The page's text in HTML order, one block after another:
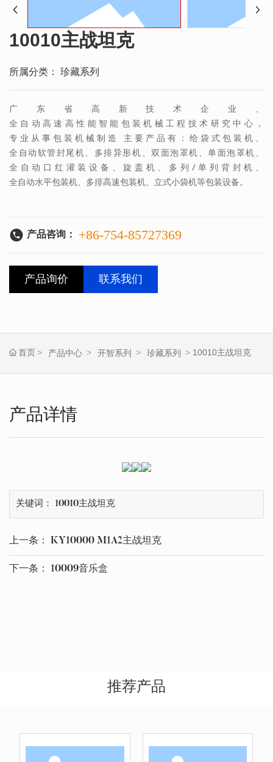
10010主战坦克
所属分类： 珍藏系列
广东省高新技术企业、
全自动高速高性能智能包装机械工程技术研究中心，
专业从事包装机械制造 主要产品有：给袋式包装机、
全自动软管封尾机、多排异形机、双面泡罩机、单面泡罩机、
全自动口红灌装设备、旋盖机、多列/单列背封机、
全自动水平包装机、多排高速包装机、立式小袋机等包装设备。
产品咨询： +86-754-85727369
产品询价 联系我们
首页 产品中心 开智系列 珍藏系列 10010主战坦克
产品详情
关键词： 10010主战坦克
上一条： KY10000 M1A2主战坦克
下一条： 10009音乐盒
推荐产品